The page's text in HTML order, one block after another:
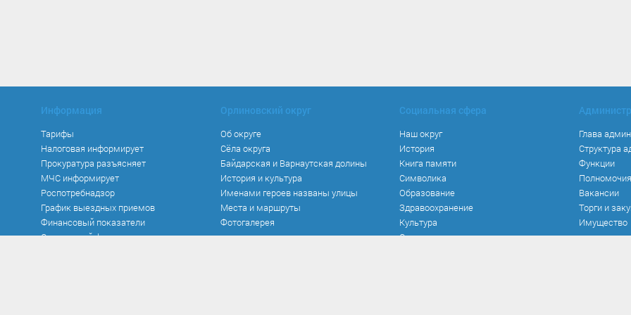
Информация
Тарифы
Налоговая информирует
Прокуратура разъясняет
МЧС информирует
Роспотребнадзор
График выездных приемов
Финансовый показатели
Социальный фонд
Орлиновский округ
Об округе
Сёла округа
Байдарская и Варнаутская долины
История и культура
Именами героев названы улицы
Места и маршруты
Фотогалерея
Социальная сфера
Наш округ
История
Книга памяти
Символика
Образование
Здравоохранение
Культура
Спорт
Глава
Структура
Функции
Полномочия
Вакансии
Торги и
Имущество